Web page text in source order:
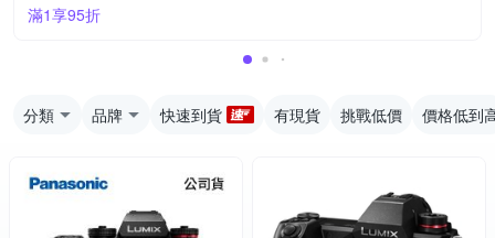
滿1享95折
分類 品牌 快速到貨 有現貨 挑戰低價 價格低到